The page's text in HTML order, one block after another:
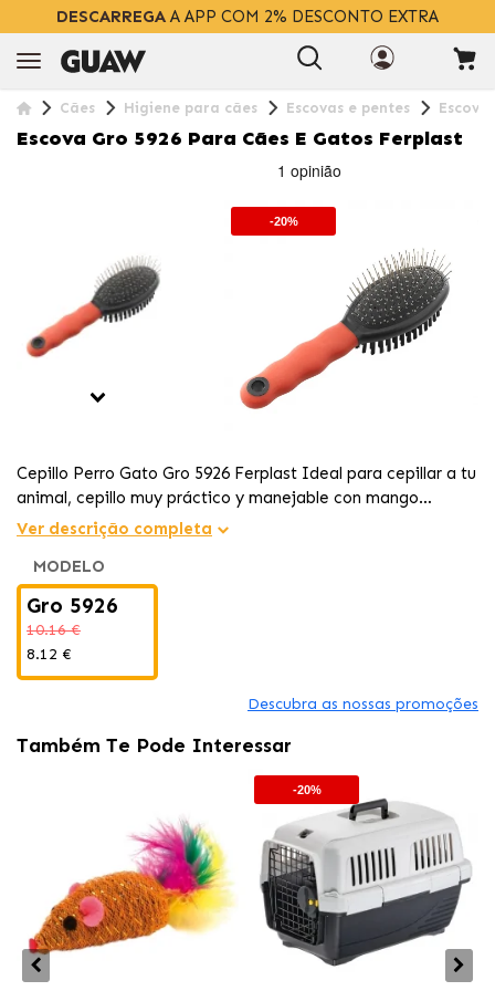
DESCARREGAA APP COM 2% DESCONTO EXTRA
Cães Higiene para cães Escovas e pentes
Escova Gro 5926 Para Cães E Gatos Ferplast
-20%
Cepillo Perro Gato Gro 5926 Ferplast Ideal para cepillar a tu
animal, cepillo muy práctico y manejable con mango
ergonómico.
Ver descrição completa
MODELO
Gro 5926
10.16 €
8.12 €
Descubra as nossas promoções
Também Te Pode Interessar
-20%